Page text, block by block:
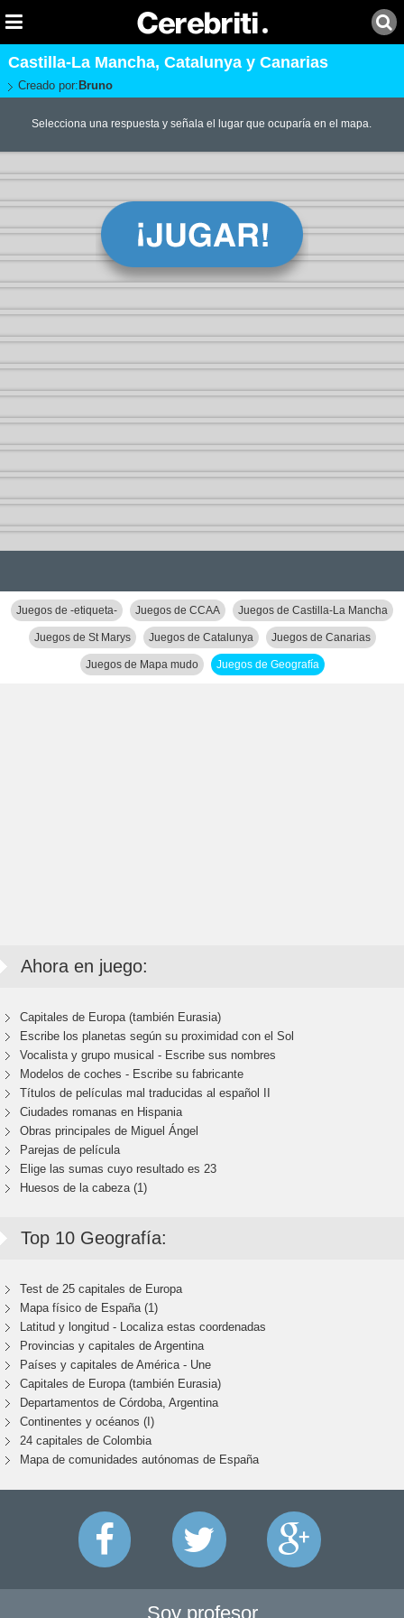
Castilla-La Mancha, Catalunya y Canarias
Creado por: Bruno
Selecciona una respuesta y señala el lugar que ocuparía en el mapa.
Juegos de -etiqueta- Juegos de CCAA Juegos de Castilla-La Mancha
Juegos de St Marys Juegos de Catalunya Juegos de Canarias
Juegos de Mapa mudo Juegos de Geografía
Ahora en juego:
Capitales de Europa (también Eurasia)
Escribe los planetas según su proximidad con el Sol
Vocalista y grupo musical - Escribe sus nombres
Modelos de coches - Escribe su fabricante
Títulos de películas mal traducidas al español II
Ciudades romanas en Hispania
Obras principales de Miguel Ángel
Parejas de película
Elige las sumas cuyo resultado es 23
Huesos de la cabeza (1)
Top 10 Geografía:
Test de 25 capitales de Europa
Mapa físico de España (1)
Latitud y longitud - Localiza estas coordenadas
Provincias y capitales de Argentina
Países y capitales de América - Une
Capitales de Europa (también Eurasia)
Departamentos de Córdoba, Argentina
Continentes y océanos (I)
24 capitales de Colombia
Mapa de comunidades autónomas de España
Soy profesor